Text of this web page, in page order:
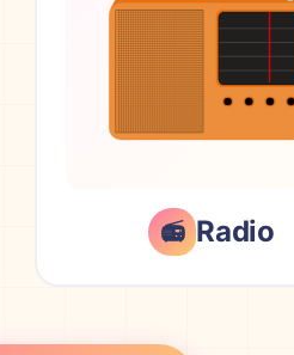
📻 Radio